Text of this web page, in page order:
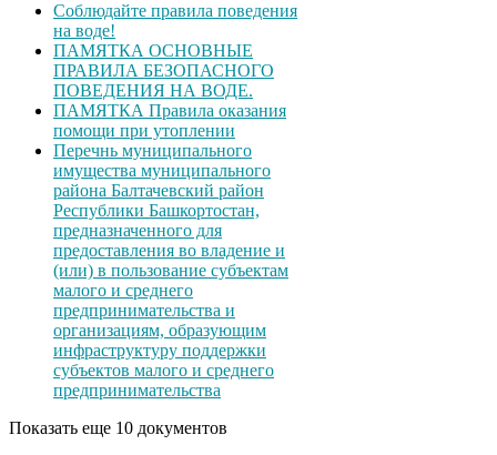
Соблюдайте правила поведения
на воде!
ПАМЯТКА ОСНОВНЫЕ
ПРАВИЛА БЕЗОПАСНОГО
ПОВЕДЕНИЯ НА ВОДЕ.
ПАМЯТКА Правила оказания
помощи при утоплении
Перечнь муниципального
имущества муниципального
района Балтачевский район
Республики Башкортостан,
предназначенного для
предоставления во владение и
(или) в пользование субъектам
малого и среднего
предпринимательства и
организациям, образующим
инфраструктуру поддержки
субъектов малого и среднего
предпринимательства
Показать еще 10 документов